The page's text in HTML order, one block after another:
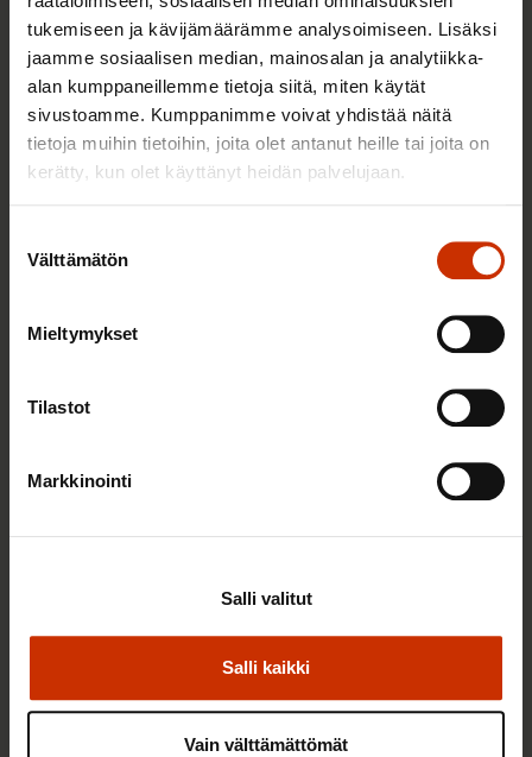
tukemiseen ja kävijämäärämme analysoimiseen. Lisäksi
jaamme sosiaalisen median, mainosalan ja analytiikka-
alan kumppaneillemme tietoja siitä, miten käytät
sivustoamme. Kumppanimme voivat yhdistää näitä
tietoja muihin tietoihin, joita olet antanut heille tai joita on
kerätty, kun olet käyttänyt heidän palvelujaan.
valinta
Välttämätön
Mieltymykset
Tilastot
Markkinointi
Salli kaikki
Salli valitut
Vain välttämättömät
25.6.2026 10:35
Työelämän ammattilaiset: Panemme olutta,
jonka takana voimme ylpeänä seisoa
päätöksellä on merkitystä myös Suomelle
AY-LIIKE SUOMESSA JA MAAILMALLA